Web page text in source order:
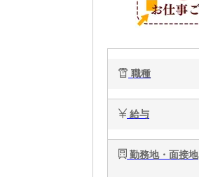
職種
給与
勤務地・面接地